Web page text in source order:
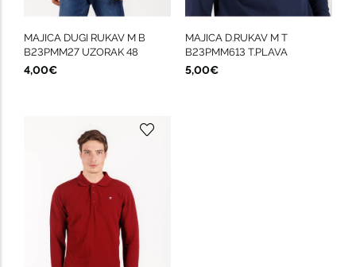
MAJICA DUGI RUKAV M B
B23PMM27 UZORAK 48
4,00€
MAJICA D.RUKAV M T
B23PMM613 T.PLAVA
5,00€